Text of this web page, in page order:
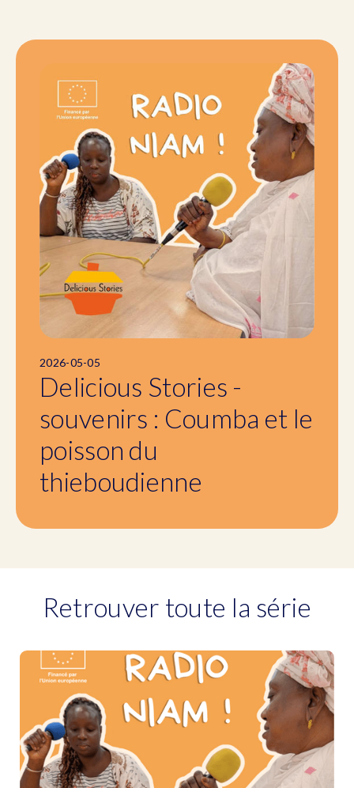
2026-05-05
Delicious Stories -
souvenirs : Coumba et le
poisson du
thieboudienne
Retrouver toute la série